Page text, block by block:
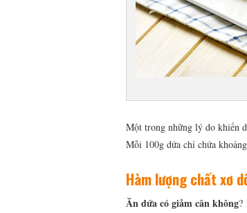
Một trong những lý do khiến
Mỗi 100g dứa chỉ chứa
Hàm lượng chất xơ
Ăn dứa có giảm cân không?